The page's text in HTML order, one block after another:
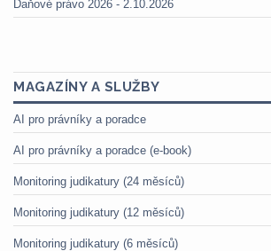
Daňové právo 2026 - 2.10.2026
MAGAZÍNY A SLUŽBY
AI pro právníky a poradce
AI pro právníky a poradce (e-book)
Monitoring judikatury (24 měsíců)
Monitoring judikatury (12 měsíců)
Monitoring judikatury (6 měsíců)